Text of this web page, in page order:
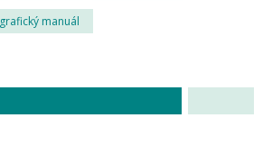
grafický manuál